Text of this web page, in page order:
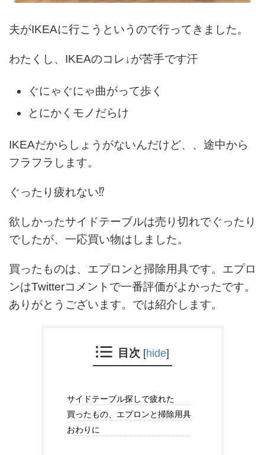
夫がIKEAに行こうというので行ってきました。
わたくし、IKEAのコレ↓が苦手です汗
ぐにゃぐにゃ曲がって歩く
とにかくモノだらけ
IKEAだからしょうがないんだけど、、途中から
フラフラします。
ぐったり疲れない⁉
欲しかったサイドテーブルは売り切れでぐったり
でしたが、一応買い物はしました。
買ったものは、エプロンと掃除用具です。エプロ
ンはTwitterコメントで一番評価がよかったです。
ありがとうございます。では紹介します。
目次 [hide]
サイドテーブル探しで疲れた
買ったもの、エプロンと掃除用具
おわりに